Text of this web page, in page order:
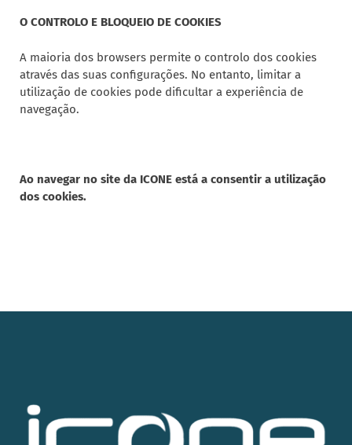
O CONTROLO E BLOQUEIO DE COOKIES
A maioria dos browsers permite o controlo dos cookies
através das suas configurações. No entanto, limitar a
utilização de cookies pode dificultar a experiência de
navegação.
Ao navegar no site da ICONE está a consentir a utilização
dos cookies.